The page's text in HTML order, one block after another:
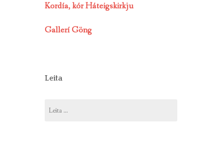
Kordía, kór Háteigskirkju
Gallerí Göng
Leita
að: